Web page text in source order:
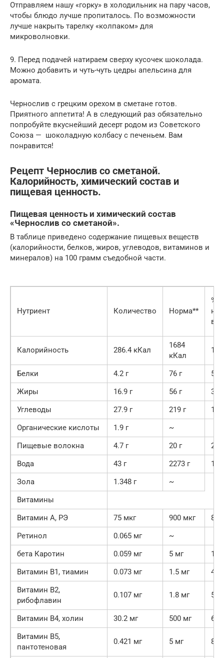
Отправляем нашу «горку» в холодильник на пару часов,
чтобы блюдо лучше пропиталось. По возможности
лучше накрыть тарелку «колпаком» для
микроволновки.
9. Перед подачей натираем сверху кусочек шоколада.
Можно добавить и чуть-чуть цедры апельсина для
аромата.
Чернослив с грецким орехом в сметане готов.
Приятного аппетита! А в следующий раз обязательно
попробуйте вкуснейший десерт родом из Советского
Союза — шоколадную колбасу с печеньем. Вам
понравится!
Рецепт Чернослив со сметаной.
Калорийность, химический состав и
пищевая ценность.
Пищевая ценность и химический состав
«Чернослив со сметаной».
В таблице приведено содержание пищевых веществ
(калорийности, белков, жиров, углеводов, витаминов и
минералов) на 100 грамм съедобной части.
Нутриент Количество Норма**
%
в
Калорийность 286.4 кКал
1684
кКал
17%
Белки 4.2 г 76 г
Жиры
16.9 г 56 г
Углеводы
27.9 г 219 г
Органические кислоты
1.9 г
~
Пищевые волокна
4.7 г 20 г
Вода
43 г 2273 г
Зола
1.348 г
~
Витамины
Витамин А, РЭ
75 мкг 900 мкг
Ретинол
0.065 мг
~
бета Каротин
0.059 мг 5 мг
Витамин В1, тиамин
0.073 мг 1.5 мг
Витамин В2,
рибофлавин
0.107 мг 1.8 мг
Витамин В4, холин 30.2 мг 500 мг
6%
Витамин В5,
пантотеновая
0.421 мг 5 мг